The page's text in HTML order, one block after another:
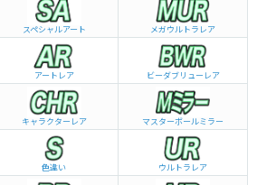
スペシャルアート メガウルトラレア
アートレア ビーダブリュー レア
キャラクターレア マスターボールミラー
色違い ウルトラレア